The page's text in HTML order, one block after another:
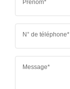
Prénom*
N° de téléphone*
Message*